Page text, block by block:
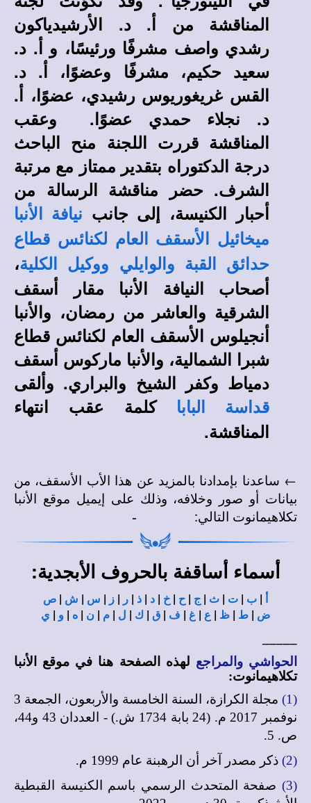
المناقشة من أ. د. الأرشيدياكون
رشدي واصف مشرفًا ورئيسًا، و أ. د.
سعيد حكيم، مشرفًا وعضوًا، أ. د.
القس غريغوريوس رشيدي، عضوًا، أ.
د. نجلاء حمدي عضوًا. وعقب
المناقشة قررت اللجنة منح الباحث
درجة الدكتوراه بتقدير ممتاز مع مرتبة
الشرف. حضر مناقشة الرسالة من
أحبار الكنيسة، إلى جانب نيافة الأنبا
ميخائيل الأسقف العام لكنائس قطاع
حدائق القبة والوايلي ووكيل الكلية،
أصحاب النيافة الأنبا مقار أسقف
الشرقية والعاشر من رمضان، والأنبا
أنجيلوس الأسقف العام لكنائس قطاع
شبرا الشمالية، والأنبا ماركوس أسقف
دمياط وكفر الشيخ والبراري. وألقى
قداسة البابا
كلمة عقب انتهاء
المناقشة.
← ساعدنا بإمدادنا بالمزيد عن هذا الأب الأسقف، من
بيانات أو صور وخلافه، وذلك على إيميل موقع الأنبا
تكلاهيمانوت التالي:
أسماء أساقفة بالحروف الأبجدية:
| ب | ت | ث | ج | ح | خ | د | ذ | ر | ز | س | ش | ص
ض | ط | ظ | ع | غ | ف | ق | ك | ل | م | ن | ه | و | ي
الحواشي والمراجع لهذه الصفحة هنا في موقع الأنبا
تكلاهيمانوت:
(1)
مجلة الكرازة، السنة الخامسة والأربعون، الجمعة 3
نوفمبر 2017 م. (24 بابة 1734 ش.) - العددان 43 و44،
ص. 5.
(2)
ذكر مصدر آخر أن الرهبنة عام 1999 م.
(3)
صفحة المتحدث الرسمي باسم الكنيسة القبطية